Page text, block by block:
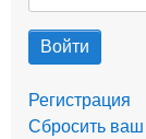
Регистрация
Сбросить